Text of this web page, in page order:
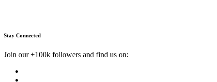
Stay Connected
Join our +100k followers and find us on: